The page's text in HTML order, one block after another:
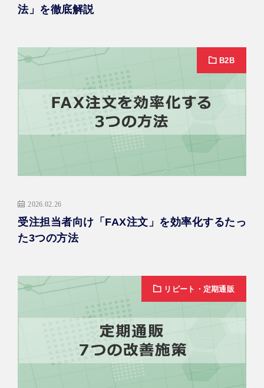
法」を徹底解説
B2B
2026.02.26
受注担当者向け「FAX注文」を効率化するたっ
た3つの方法
リピート・定期通販